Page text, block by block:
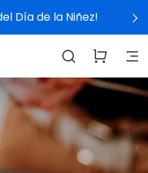
Día de la Niñez!